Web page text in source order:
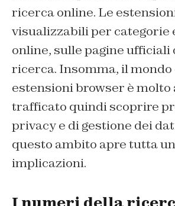
ricerca online. Le
visualizzabili per categorie
online, sulle pagine
ricerca. Insomma, il mondo
estensioni browser è molto
trafficato quindi scoprire
privacy e di gestione dei
questo ambito apre tutta
implicazioni.